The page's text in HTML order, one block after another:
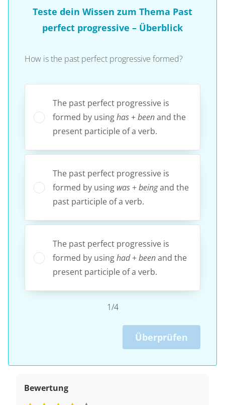
Teste dein Wissen zum Thema Past
perfect progressive – Überblick
How is the past perfect progressive formed?
The past perfect progressive is
formed by usinghas+beenand the
present participle of a verb.
The past perfect progressive is
formed by using was+beingand the
past participle of a verb.
The past perfect progressive is
formed by usinghad+beenand the
present participle of a verb.
1/4
Überprüfen
Bewertung